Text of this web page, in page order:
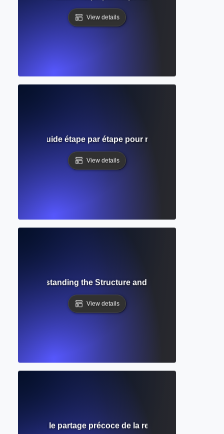
View details
galerie ? Guide étape par étape pour réviser votre
View details
Understanding the Structure and Role in Academic
View details
le partage précoce de la recherche avant